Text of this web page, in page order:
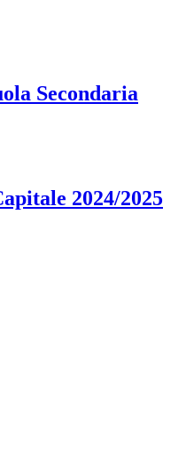
Secondaria
2024/2025